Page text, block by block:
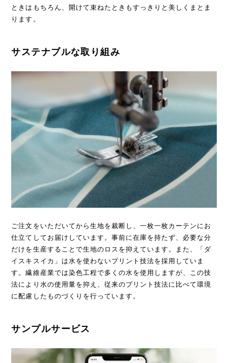
ときはもちろん、開けて束ねたときもすっきりと美しくまとま
ります。
サステナブルな取り組み
ご注文をいただいてから生地を裁断し、一枚一枚カーテンにお
仕立てしてお届けしています。事前に在庫を持たず、必要な分
だけを生産することで生地のロスを抑えています。また、「ダ
イスキスイカ」は水を使わないプリント技法を採用していま
す。繊維産業では染色工程で多くの水を使用しますが、この技
法により水の使用量を抑え、従来のプリント技法に比べて環境
に配慮したものづくりを行っています。
サンプルサービス